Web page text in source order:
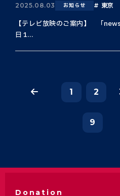
2025.08.03 お知らせ 東京
【テレビ放映のご案内】 「
日 1...
1 2
9
Donation